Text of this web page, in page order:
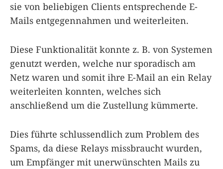
sie von beliebigen Clients entsprechende E-
Mails entgegennahmen und weiterleiten.
Diese Funktionalität konnte z. B. von Systemen
genutzt werden, welche nur sporadisch am
Netz waren und somit ihre E-Mail an ein Relay
weiterleiten konnten, welches sich
anschließend um die Zustellung kümmerte.
Dies führte schlussendlich zum Problem des
Spams, da diese Relays missbraucht wurden,
um Empfänger mit unerwünschten Mails zu